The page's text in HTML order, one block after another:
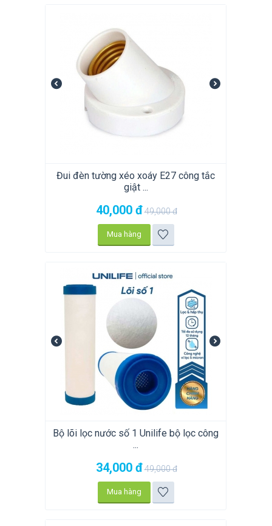
Đui đèn tường xéo xoáy E27 công tắc
giật ...
40,000 đ49,000đ
Mua hàng
Bộ lõi lọc nước số 1 Unilife bộ lọc công
...
34,000 đ49,000đ
Mua hàng